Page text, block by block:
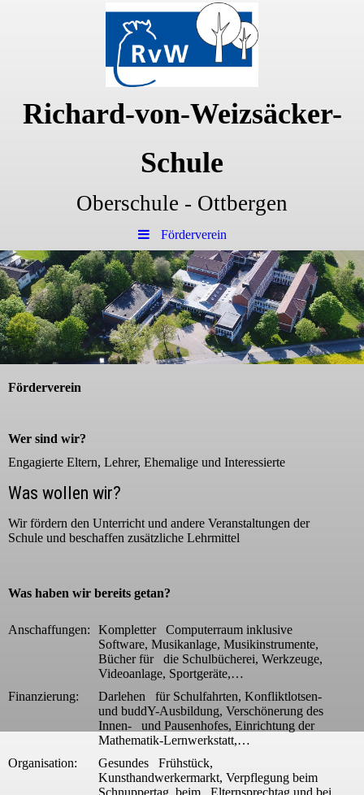
Richard-von-Weizsäcker-
Schule
Oberschule - Ottbergen
Förderverein
Förderverein
Wer sind wir?
Engagierte Eltern, Lehrer, Ehemalige und Interessierte
Was wollen wir?
Wir fördern den Unterricht und andere Veranstaltungen der
Schule und beschaffen zusätzliche Lehrmittel
Was haben wir bereits getan?
Anschaffungen:
Kompletter Computerraum inklusive
Software, Musikanlage, Musikinstrumente,
Bücher für die Schulbücherei, Werkzeuge,
Videoanlage, Sportgeräte,…
Finanzierung:
Darlehen für Schulfahrten, Konfliktlotsen-
und buddY-Ausbildung, Verschönerung des
Innen- und Pausenhofes, Einrichtung der
Mathematik-Lernwerkstatt,…
Organisation:
Gesundes Frühstück,
Kunsthandwerkermarkt, Verpflegung beim
Schnuppertag, beim Elternsprechtag und bei